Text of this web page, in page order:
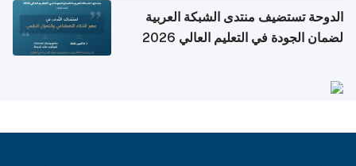
الدوحة تستضيف منتدى الشبكة العربية
لضمان الجودة في التعليم العالي 2026